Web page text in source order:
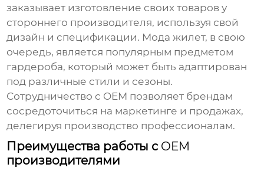
заказывает изготовление своих товаров у
стороннего производителя, используя свой
дизайн и спецификации. Мода жилет, в свою
очередь, является популярным предметом
гардероба, который может быть адаптирован
под различные стили и сезоны.
Сотрудничество с OEM позволяет брендам
сосредоточиться на маркетинге и продажах,
делегируя производство профессионалам.
Преимущества работы с OEM
производителями